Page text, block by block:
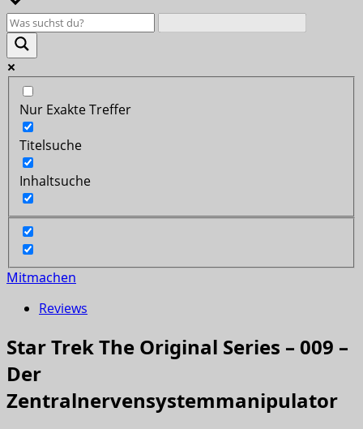
Nur Exakte Treffer
Titelsuche
Inhaltsuche
Mitmachen
Reviews
Star Trek The Original Series – 009 –
Der
Zentralnervensystemmanipulator